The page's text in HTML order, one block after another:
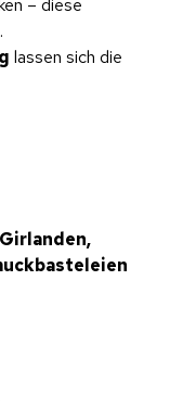
– diese
lassen sich die
Girlanden,